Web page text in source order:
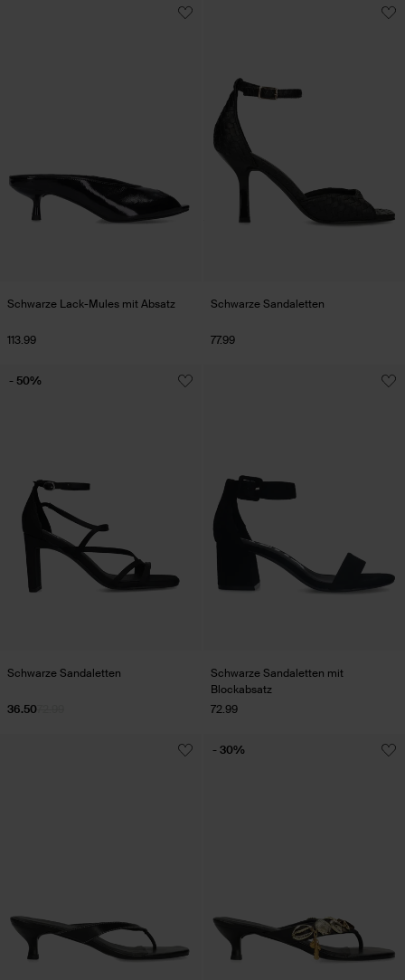
Schwarze Lack-Mules mit Absatz
113.99
Schwarze Sandaletten
77.99
Schwarze Sandaletten
36.50
- 50%
Schwarze Sandaletten mit
Blockabsatz
72.99
- 30%